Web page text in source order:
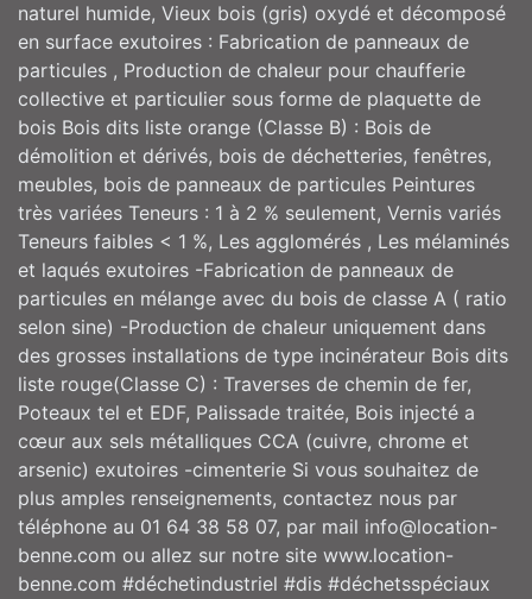
naturel humide, Vieux bois (gris) oxydé et décomposé
en surface exutoires : Fabrication de panneaux de
particules , Production de chaleur pour chaufferie
collective et particulier sous forme de plaquette de
bois Bois dits liste orange (Classe B) : Bois de
démolition et dérivés, bois de déchetteries, fenêtres,
meubles, bois de panneaux de particules Peintures
très variées Teneurs : 1 à 2 % seulement, Vernis variés
Teneurs faibles < 1 %, Les agglomérés , Les mélaminés
et laqués exutoires -Fabrication de panneaux de
particules en mélange avec du bois de classe A ( ratio
selon sine) -Production de chaleur uniquement dans
des grosses installations de type incinérateur Bois dits
liste rouge(Classe C) : Traverses de chemin de fer,
Poteaux tel et EDF, Palissade traitée, Bois injecté a
cœur aux sels métalliques CCA (cuivre, chrome et
arsenic) exutoires -cimenterie Si vous souhaitez de
plus amples renseignements, contactez nous par
téléphone au 01 64 38 58 07, par mail info@location-
benne.com ou allez sur notre site www.location-
benne.com #déchetindustriel #dis #déchetsspéciaux